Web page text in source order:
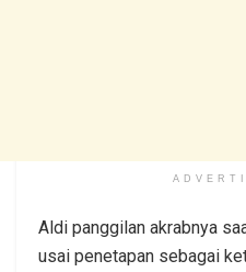
Aldi panggilan akrabnya
usai penetapan sebagai